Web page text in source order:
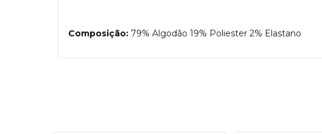
Composição: 79% Algodão 19% Poliester 2% Elastano